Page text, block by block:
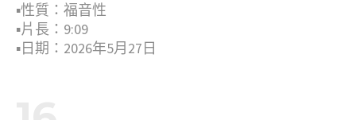
▪︎性質：福音性
▪︎片長：9:09
▪︎日期：2026年5月27日